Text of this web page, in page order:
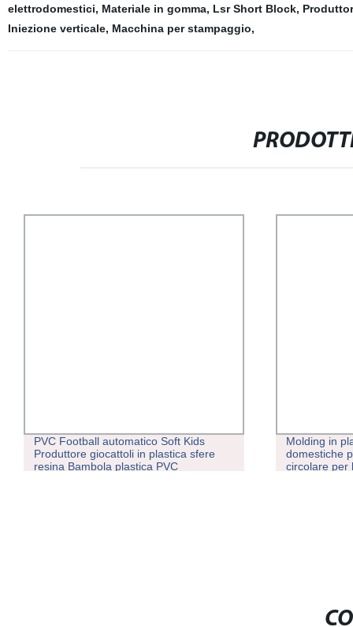
elettrodomestici, Materiale in gomma, Lsr Short Block,
Iniezione verticale, Macchina per stampaggio,
PVC Football automatico Soft Kids
Produttore giocattoli in plastica sfere
resina Bambola plastica PVC
Molding in
domestiche
circolare per